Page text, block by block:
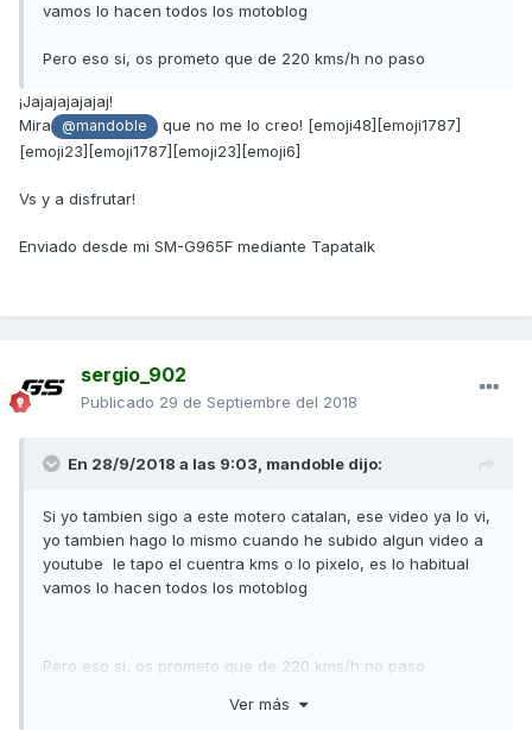
vamos lo hacen todos los motoblog
Pero eso si, os prometo que de 220 kms/h no paso
¡Jajajajajajaj!
Mira
@mandoble
que no me lo creo! [emoji48][emoji1787]
[emoji23][emoji1787][emoji23][emoji6]
Vs y a disfrutar!
Enviado desde mi SM-G965F mediante Tapatalk
sergio_902
Publicado 29 de Septiembre del 2018
En 28/9/2018 a las 9:03, mandoble dijo:
Si yo tambien sigo a este motero catalan, ese video ya lo vi,
yo tambien hago lo mismo cuando he subido algun video a
youtube le tapo el cuentra kms o lo pixelo, es lo habitual
vamos lo hacen todos los motoblog
Pero eso si, os prometo que de 220 kms/h no paso
Ver más